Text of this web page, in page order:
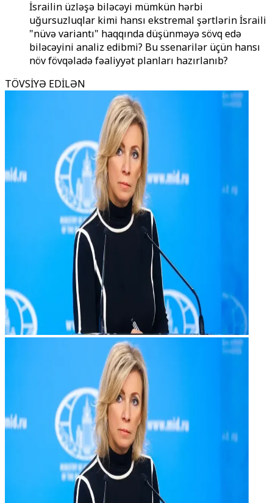
İsrailin üzləşə biləcəyi mümkün hərbi
uğursuzluqlar kimi hansı ekstremal şərtlərin İsraili
"nüvə variantı" haqqında düşünməyə sövq edə
biləcəyini analiz edibmi? Bu ssenarilər üçün hansı
növ fövqəladə fəaliyyət planları hazırlanıb?
TÖVSİYƏ EDİLƏN